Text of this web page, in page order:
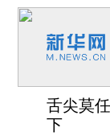
舌尖莫
下